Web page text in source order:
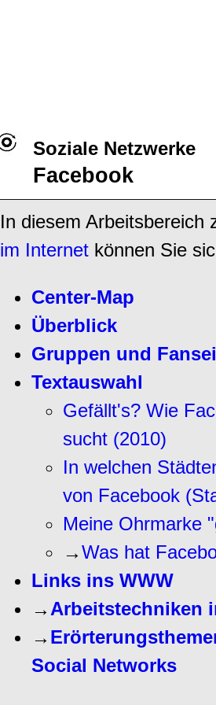
Soziale Netzwerke
Facebook
In diesem Arbeitsbereich
im Internet können Sie
Center-Map
Überblick
Gruppen und
Textauswahl
Gefällt's? Wie
sucht (2010)
In welchen
von Facebook
Meine Ohrmarke
→Was hat
Links ins WWW
→ Arbeitstechniken
→
Social Networks